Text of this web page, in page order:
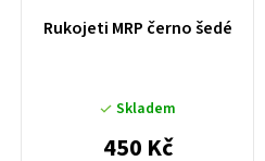
Rukojeti MRP černo šedé
Skladem
450 Kč